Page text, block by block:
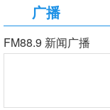
广播
FM88.9 新闻广播